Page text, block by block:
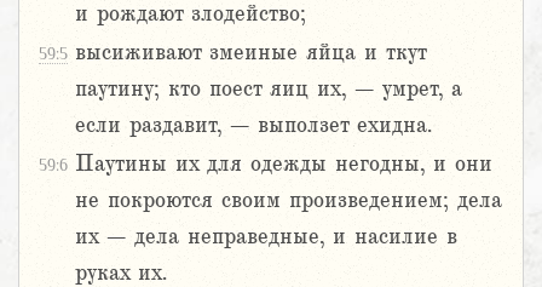
и рождают злодейство;
59:5 высиживают змеиные яйца и ткут
паутину; кто поест яиц их, – умрет, а
если раздавит, – выползет ехидна.
59:6 Паутины их для одежды негодны, и они
не покроются своим произведением; дела
их – дела неправедные, и насилие в
руках их.